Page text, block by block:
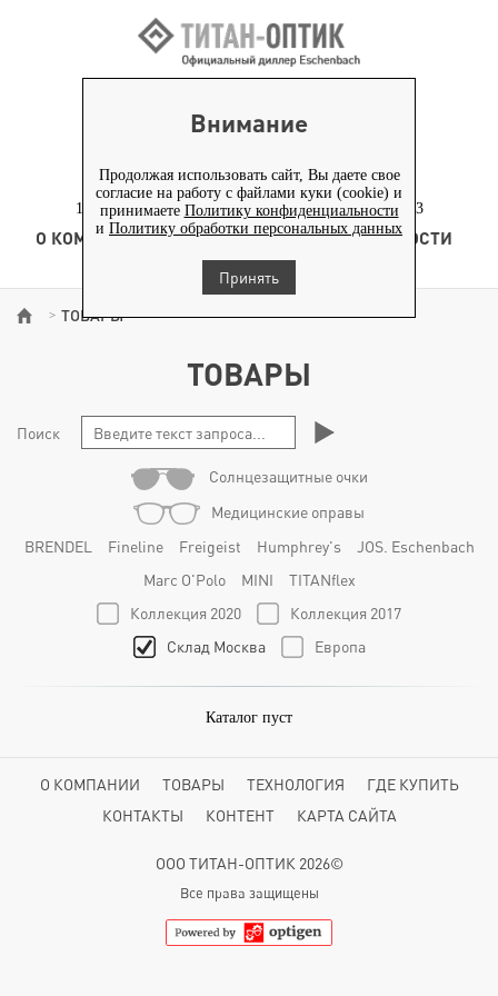
Внимание
Продолжая использовать сайт, Вы даете свое
согласие на работу с файлами куки (cookie) и
принимаете Политику конфиденциальности
и Политику обработки персональных данных
Принять
+7 (495) 653-82-70
117186, г. Москва, Севастопольский проспект, д. 23
О КОМПАНИИ ТОВАРЫ ТЕХНОЛОГИЯ
НОВОСТИ
КОНТЕНТ
> ТОВАРЫ
ТОВАРЫ
Поиск
Солнцезащитные очки
Медицинские оправы
BRENDEL
Fineline Freigeist Humphrey's
JOS. Eschenbach
Marc O'Polo
MINI
TITANflex
Коллекция 2020
Коллекция 2017
Склад Москва
Европа
Каталог пуст
О КОМПАНИИ ТОВАРЫ ТЕХНОЛОГИЯ
ГДЕ КУПИТЬ
КОНТАКТЫ
КОНТЕНТ КАРТА САЙТА
ООО ТИТАН-ОПТИК 2026©
Все права защищены